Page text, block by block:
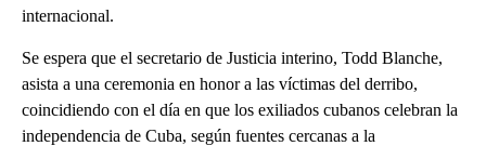
internacional.
Se espera que el secretario de Justicia interino, Todd Blanche,
asista a una ceremonia en honor a las víctimas del derribo,
coincidiendo con el día en que los exiliados cubanos celebran la
independencia de Cuba, según fuentes cercanas a la